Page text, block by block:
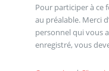
Pour participer à ce
au préalable. Merci
personnel qui vous
enregistré, vous